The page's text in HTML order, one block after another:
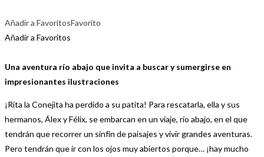
Añadir a FavoritosFavorito
Añadir a Favoritos
Una aventura río abajo que invita a buscar y sumergirse en
impresionantes ilustraciones
¡Rita la Conejita ha perdido a su patita! Para rescatarla, ella y sus
hermanos, Álex y Félix, se embarcan en un viaje, río abajo, en el que
tendrán que recorrer un sinfín de paisajes y vivir grandes aventuras.
Pero tendrán que ir con los ojos muy abiertos porque… ¡hay mucho